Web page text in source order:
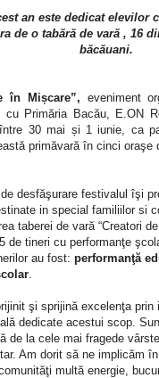
an este dedicat elevilor
de o tabără de vară , 16
băcăuani.
în Mișcare”, eveniment
cu Primăria Bacău, E.ON
30 mai și 1 iunie, ca
primăvară în cinci oraşe
desfăşurare festivalul îşi
in special familiilor si
taberei de vară “Creatori de
de tineri cu performanţe
au fost: performanţă
şi sprijină excelenţa prin
dedicate acestui scop.
de la cele mai fragede
Am dorit să ne implicăm în
multă energie,